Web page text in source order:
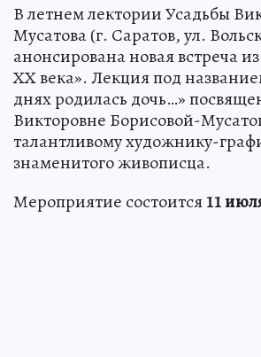
В летнем лектории Усадьбы
Мусатова (г. Саратов, ул.
анонсирована новая встреча
ХХ века». Лекция под
днях родилась дочь…»
Викторовне Борисовой-
талантливому художнику-
знаменитого живописца.
Мероприятие состоится11